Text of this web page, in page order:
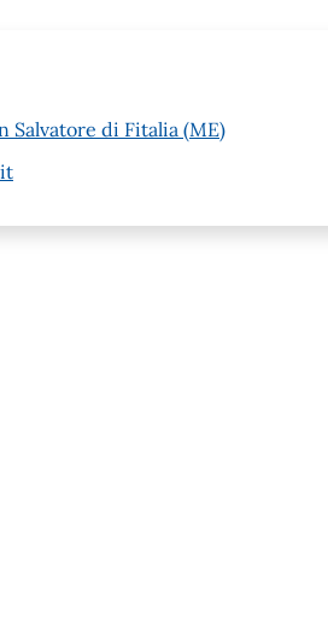
Salvatore di Fitalia (ME)